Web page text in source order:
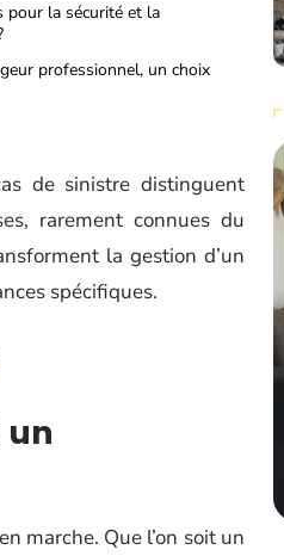
pour la sécurité et la
professionnel, un choix
de sinistre distinguent
rarement connues du
la gestion d’un
spécifiques.
un
marche. Que l’on soit un